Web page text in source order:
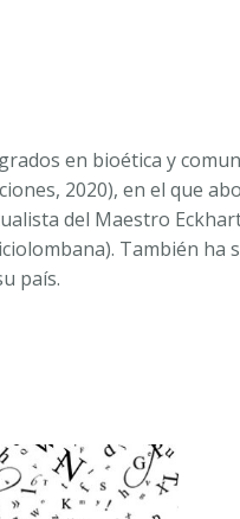
en bioética y
2020), en el que
del Maestro
También
país.